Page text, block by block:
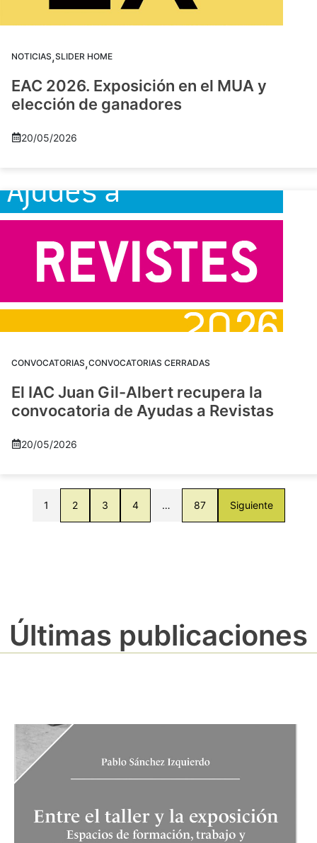
NOTICIAS,SLIDER HOME
EAC 2026. Exposición en el MUA y
elección de ganadores
20/05/2026
CONVOCATORIAS,CONVOCATORIAS CERRADAS
El IAC Juan Gil-Albert recupera la
convocatoria de Ayudas a Revistas
20/05/2026
1 2 3 4 … 87 Siguiente
Últimas publicaciones